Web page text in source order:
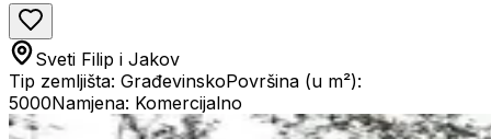
Sveti Filip i Jakov
Tip zemljišta: GrađevinskoPovršina (u m²):
5000Namjena: Komercijalno